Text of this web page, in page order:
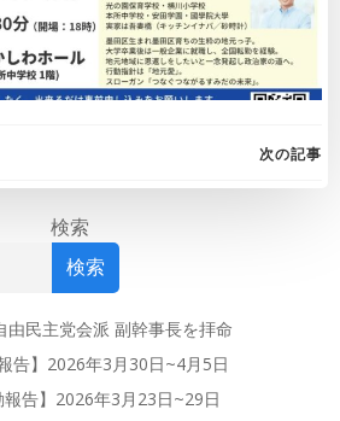
navigation
次の記事
検索
検索
由民主党会派 副幹事長を拝命
告】2026年3月30日~4月5日
報告】2026年3月23日~29日